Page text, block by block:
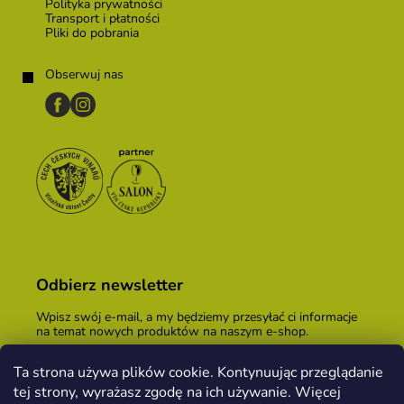
Ta strona używa plików cookie. Kontynuując przeglądanie
tej strony, wyrażasz zgodę na ich używanie. Więcej
Polityka prywatności
Transport i płatności
Pliki do pobrania
Obserwuj nas
Odbierz newsletter
Wpisz swój e-mail, a my będziemy przesyłać ci informacje
na temat nowych produktów na naszym e-shop.
Podając adres e-mail, zgadzasz się zwarunkami